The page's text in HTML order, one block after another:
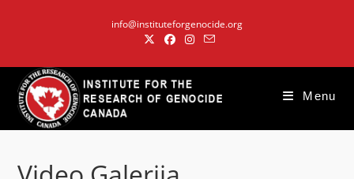
info@instituteforgenocide.org
Menu